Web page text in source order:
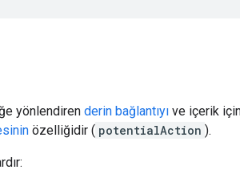
yönlendiren derin bağlantıyı ve içerik
özelliğidir ( potentialAction ).